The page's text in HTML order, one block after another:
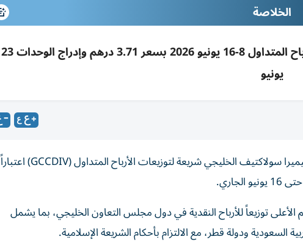
الخلاصة
بدء الاكتتاب بصندوق شيميرا الخليجي لتوزيعات الأرباح المتداول 8-16 يونيو 2026 بسعر 3.71 درهم وإدراج الوحدات 23
يونيو
أعلن سوق أبوظبي للأوراق المالية بدء الاكتتاب في صندوق شيميرا سولاكتيف الخليجي شريعة لتوزيعات الأرباح المتداول (GCCDIV) اعتباراً
توزيعاً للأرباح النقدية في دول مجلس التعاون الخليجي، بما يشمل
السعودية ودولة قطر، مع الالتزام بأحكام الشريعة الإسلامية.